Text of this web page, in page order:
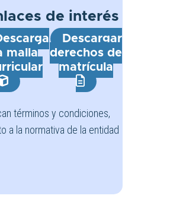
de interés
malla
Descargar
derechos de
matrícula
términos y condiciones,
a la normativa de la entidad